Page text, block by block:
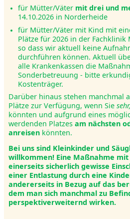
für Mütter/Väter mit drei und
14.10.2026 in Norderheide
für Mütter/Väter mit Kind mit
Plätze für 2026 in der
so dass wir aktuell keine
durchführen können. Aktuell
alle Krankenkassen die
Sonderbetreuung - bitte
Kostenträger.
Darüber hinaus stehen manchmal
Plätze zur Verfügung, wenn Sie
könnten und aufgrund eines
werdenden Platzesam nächsten
anreisen könnten.
Bei uns sind Kleinkinder und
willkommen! Eine Maßnahme
einerseits sicherlich gewisse
einer Entlastung durch eine
andererseits in Bezug auf das
dem man sich manchmal zu
perspektiverweiternd wirken.